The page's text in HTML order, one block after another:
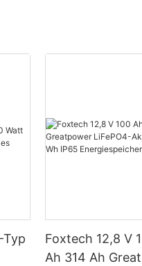
Typ
Foxtech 12,8 V
Ah 314 Ah